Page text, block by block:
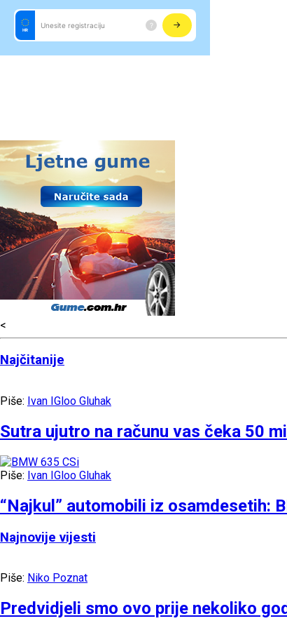
<
Najčitanije
Piše: Ivan IGloo Gluhak
Sutra ujutro na računu vas čeka 50
Piše: Ivan IGloo Gluhak
“Najkul” automobili iz osamdesetih:
Najnovije vijesti
Piše: Niko Poznat
Predvidjeli smo ovo prije nekoliko